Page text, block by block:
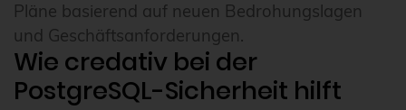
Pläne basierend auf neuen Bedrohungslagen
und Geschäftsanforderungen.
Wie credativ bei der
PostgreSQL-Sicherheit hilft